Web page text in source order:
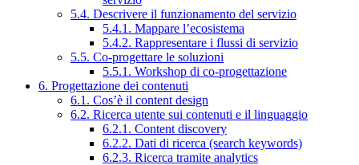
5.4. Descrivere il funzionamento del servizio
5.4.1. Mappare l’ecosistema
5.4.2. Rappresentare i flussi di servizio
5.5. Co-progettare le soluzioni
5.5.1. Workshop di co-progettazione
6. Progettazione dei contenuti
6.1. Cos’è il content design
6.2. Ricerca utente sui contenuti e il linguaggio
6.2.1. Content discovery
6.2.2. Dati di ricerca (search keywords)
6.2.3. Ricerca tramite analytics